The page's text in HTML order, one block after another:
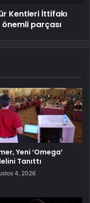
Kentleri İttifakı
önemli parçası
Yeni ‘Omega’
Tanıttı
4, 2026